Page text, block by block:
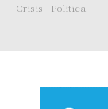
Crisis
Politica